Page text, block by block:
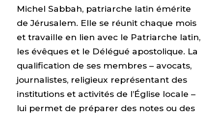
Michel Sabbah, patriarche latin émérite
de Jérusalem. Elle se réunit chaque mois
et travaille en lien avec le Patriarche latin,
les évêques et le Délégué apostolique. La
qualification de ses membres – avocats,
journalistes, religieux représentant des
institutions et activités de l’Église locale –
lui permet de préparer des notes ou des